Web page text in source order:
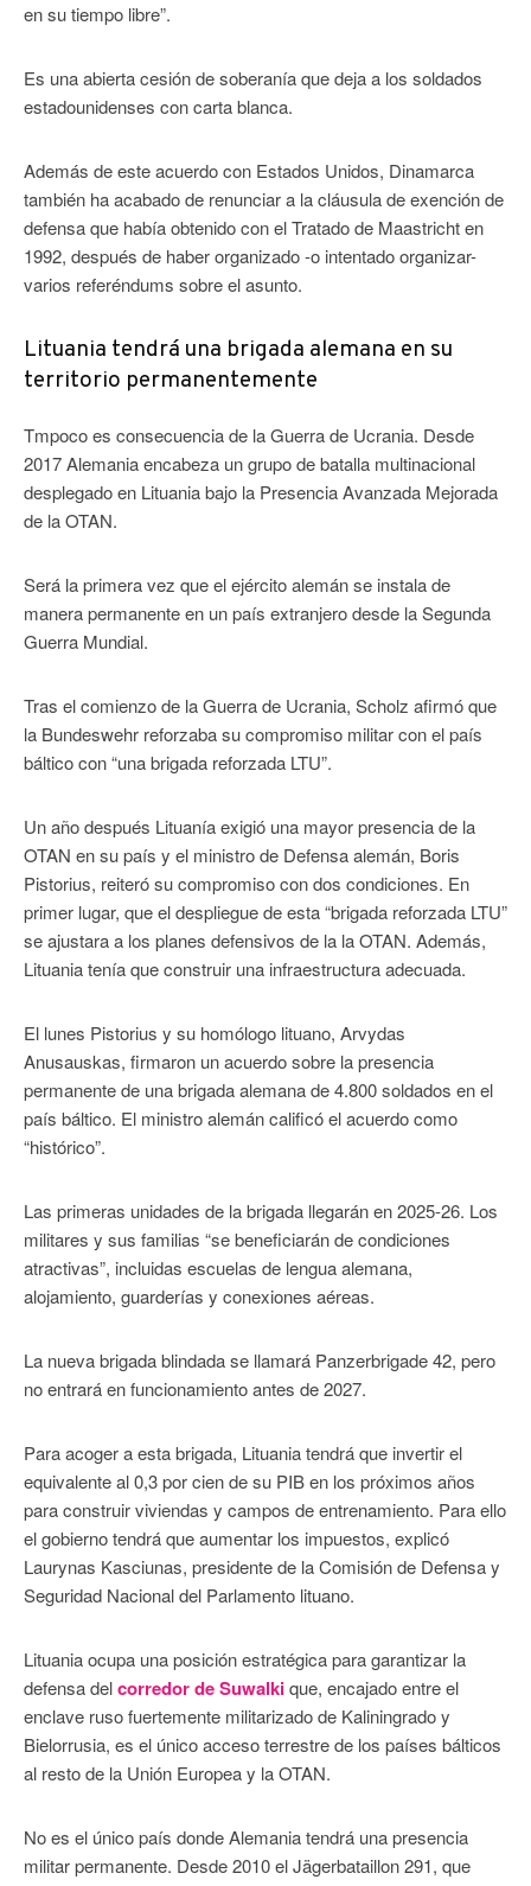
en su tiempo libre”.
Es una abierta cesión de soberanía que deja a los soldados
estadounidenses con carta blanca.
Además de este acuerdo con Estados Unidos, Dinamarca
también ha acabado de renunciar a la cláusula de exención de
defensa que había obtenido con el Tratado de Maastricht en
1992, después de haber organizado -o intentado organizar-
varios referéndums sobre el asunto.
Lituania tendrá una brigada alemana en su
territorio permanentemente
Tmpoco es consecuencia de la Guerra de Ucrania. Desde
2017 Alemania encabeza un grupo de batalla multinacional
desplegado en Lituania bajo la Presencia Avanzada Mejorada
de la OTAN.
Será la primera vez que el ejército alemán se instala de
manera permanente en un país extranjero desde la Segunda
Guerra Mundial.
Tras el comienzo de la Guerra de Ucrania, Scholz afirmó que
la Bundeswehr reforzaba su compromiso militar con el país
báltico con “una brigada reforzada LTU”.
Un año después Lituanía exigió una mayor presencia de la
OTAN en su país y el ministro de Defensa alemán, Boris
Pistorius, reiteró su compromiso con dos condiciones. En
primer lugar, que el despliegue de esta “brigada reforzada LTU”
se ajustara a los planes defensivos de la la OTAN. Además,
Lituania tenía que construir una infraestructura adecuada.
El lunes Pistorius y su homólogo lituano, Arvydas
Anusauskas, firmaron un acuerdo sobre la presencia
permanente de una brigada alemana de 4.800 soldados en el
país báltico. El ministro alemán calificó el acuerdo como
“histórico”.
Las primeras unidades de la brigada llegarán en 2025-26. Los
militares y sus familias “se beneficiarán de condiciones
atractivas”, incluidas escuelas de lengua alemana,
alojamiento, guarderías y conexiones aéreas.
La nueva brigada blindada se llamará Panzerbrigade 42, pero
no entrará en funcionamiento antes de 2027.
Para acoger a esta brigada, Lituania tendrá que invertir el
equivalente al 0,3 por cien de su PIB en los próximos años
para construir viviendas y campos de entrenamiento. Para ello
el gobierno tendrá que aumentar los impuestos, explicó
Laurynas Kasciunas, presidente de la Comisión de Defensa y
Seguridad Nacional del Parlamento lituano.
Lituania ocupa una posición estratégica para garantizar la
defensa delcorredor de Suwalkique, encajado entre el
enclave ruso fuertemente militarizado de Kaliningrado y
Bielorrusia, es el único acceso terrestre de los países bálticos
al resto de la Unión Europea y la OTAN.
No es el único país donde Alemania tendrá una presencia
militar permanente. Desde 2010 el Jägerbataillon 291, que